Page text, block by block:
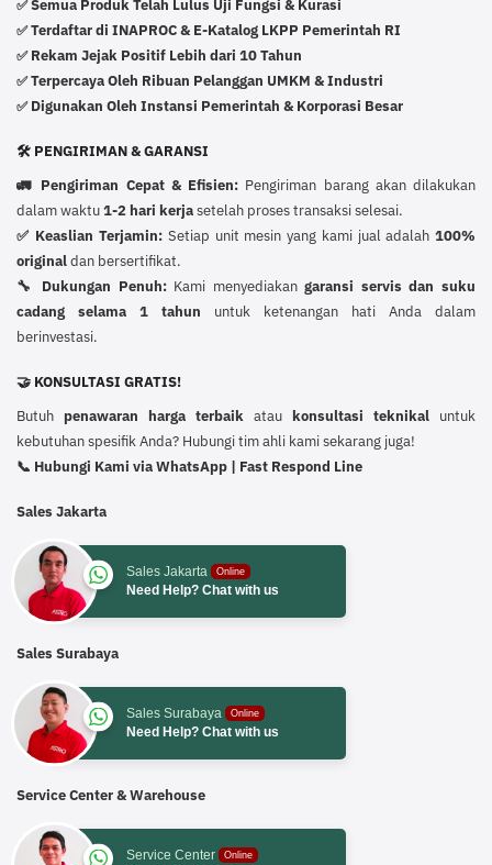
✅Semua Produk Telah Lulus Uji Fungsi & Kurasi
✅Terdaftar di INAPROC & E-Katalog LKPP Pemerintah RI
✅ Rekam Jejak Positif Lebih dari 10 Tahun
✅Terpercaya Oleh Ribuan Pelanggan UMKM & Industri
✅ Digunakan Oleh Instansi Pemerintah & Korporasi Besar
🛠️ PENGIRIMAN & GARANSI
🚛 Pengiriman Cepat & Efisien: Pengiriman barang akan dilakukan
dalam waktu1-2 hari kerjasetelah proses transaksi selesai.
✅ Keaslian Terjamin: Setiap unit mesin yang kami jual adalah100%
originaldan bersertifikat.
🔧 Dukungan Penuh:Kami menyediakangaransi servis dan suku
cadang selama 1 tahun untuk ketenangan hati Anda dalam
berinvestasi.
🤝 KONSULTASI GRATIS!
Butuh penawaran harga terbaik atau konsultasi teknikal untuk
kebutuhan spesifik Anda? Hubungi tim ahli kami sekarang juga!
📞 Hubungi Kami via WhatsApp | Fast Respond Line
Sales Jakarta
Sales Jakarta Online
Need Help? Chat with us
Sales Surabaya
Sales Surabaya Online
Need Help? Chat with us
Service Center & Warehouse
Service Center Online